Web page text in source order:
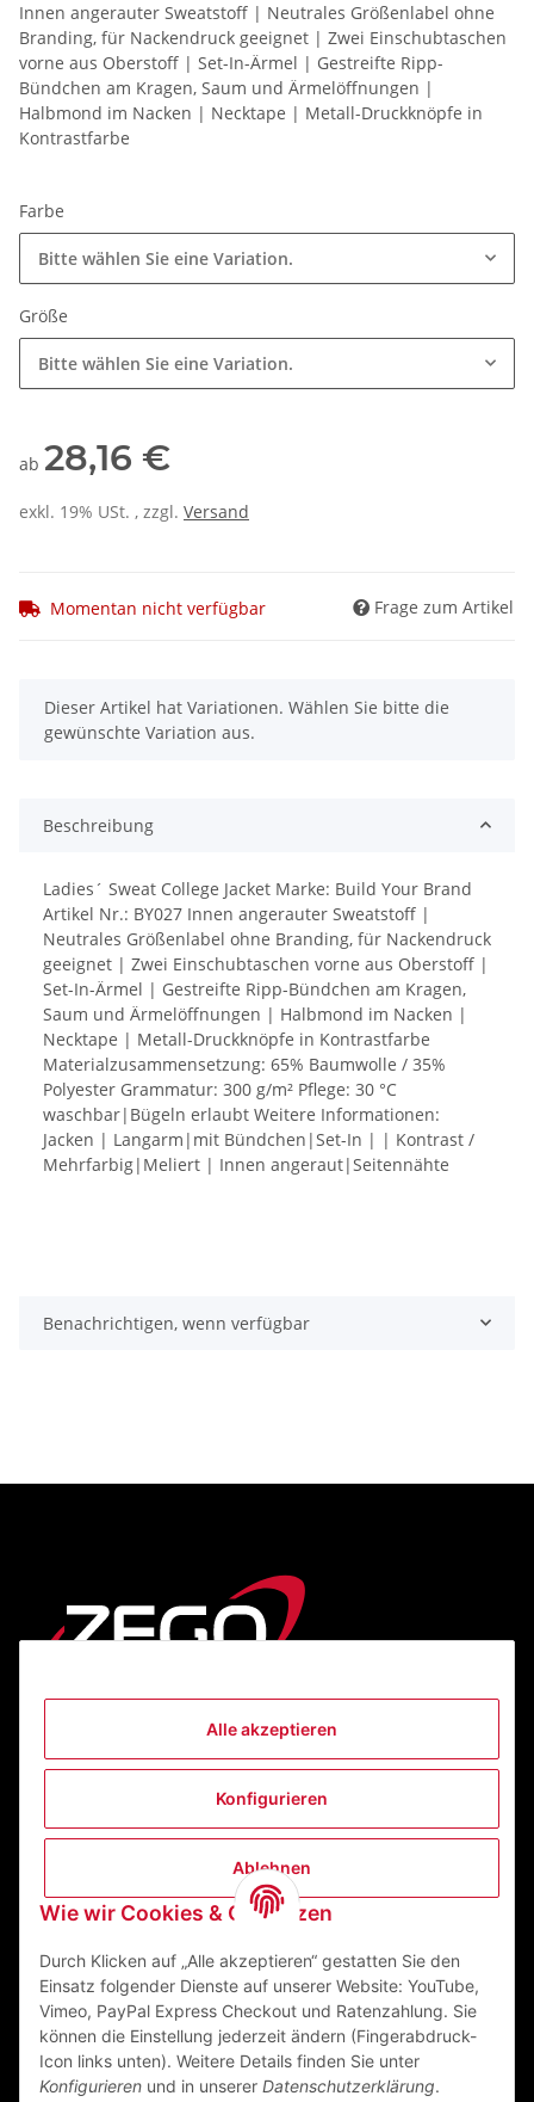
Alle akzeptieren
Konfigurieren
Ablehnen
Wie wir Cookies & Co nutzen
Durch Klicken auf „Alle akzeptieren“ gestatten Sie den
Einsatz folgender Dienste auf unserer Website: YouTube,
Vimeo, PayPal Express Checkout und Ratenzahlung. Sie
können die Einstellung jederzeit ändern (Fingerabdruck-
Icon links unten). Weitere Details finden Sie unter
Konfigurieren und in unserer Datenschutzerklärung.
Innen angerauter Sweatstoff | Neutrales Größenlabel ohne
Branding, für Nackendruck geeignet | Zwei Einschubtaschen
vorne aus Oberstoff | Set-In-Ärmel | Gestreifte Ripp-
Bündchen am Kragen, Saum und Ärmelöffnungen |
Halbmond im Nacken | Necktape | Metall-Druckknöpfe in
Kontrastfarbe
Farbe
Bitte wählen Sie eine Variation.
Größe
Bitte wählen Sie eine Variation.
ab 28,16 €
exkl. 19% USt. , zzgl. Versand
Momentan nicht verfügbar Frage zum Artikel
x
Dieser Artikel hat Variationen. Wählen Sie bitte die
gewünschte Variation aus.
Beschreibung
Ladies´ Sweat College Jacket Marke: Build Your Brand
Artikel Nr.: BY027 Innen angerauter Sweatstoff |
Neutrales Größenlabel ohne Branding, für Nackendruck
geeignet | Zwei Einschubtaschen vorne aus Oberstoff |
Set-In-Ärmel | Gestreifte Ripp-Bündchen am Kragen,
Saum und Ärmelöffnungen | Halbmond im Nacken |
Necktape | Metall-Druckknöpfe in Kontrastfarbe
Materialzusammensetzung: 65% Baumwolle / 35%
Polyester Grammatur: 300 g/m² Pflege: 30 °C
waschbar|Bügeln erlaubt Weitere Informationen:
Jacken | Langarm|mit Bündchen|Set-In | | Kontrast /
Mehrfarbig|Meliert | Innen angeraut|Seitennähte
Benachrichtigen, wenn verfügbar
Informationen
ZEGO Textilveredelungszentrum GmbH
63741 Aschaffenburg Deutschland
Mail:info@zego-tvz.de
Tel.:06021 59092-0